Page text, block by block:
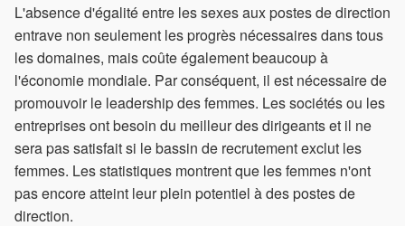
L'absence d'égalité entre les sexes aux postes de direction
entrave non seulement les progrès nécessaires dans tous
les domaines, mais coûte également beaucoup à
l'économie mondiale. Par conséquent, il est nécessaire de
promouvoir le leadership des femmes. Les sociétés ou les
entreprises ont besoin du meilleur des dirigeants et il ne
sera pas satisfait si le bassin de recrutement exclut les
femmes. Les statistiques montrent que les femmes n'ont
pas encore atteint leur plein potentiel à des postes de
direction.